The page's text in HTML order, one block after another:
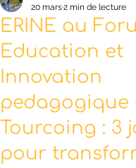
ERINE au
Education et
Innovation
pedagogique
Tourcoing : 3
pour
20 mars2 min de lecture